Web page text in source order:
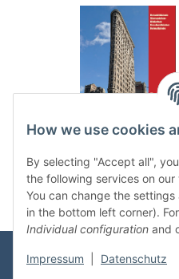
.
Categories
How we use cookies
By selecting "Accept all",
the following services on our
You can change the
in the bottom left corner).
Individual configuration and
Impressum Datenschutz